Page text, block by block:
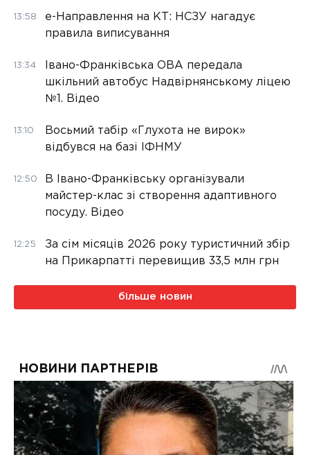
13:58
е-Направлення на КТ: НСЗУ нагадує
правила виписування
13:34
Івано-Франківська ОВА передала
шкільний автобус Надвірнянському ліцею
№1. Відео
13:10
Восьмий табір «Глухота не вирок»
відбувся на базі ІФНМУ
12:50
В Івано-Франківську організували
майстер-клас зі створення адаптивного
посуду. Відео
12:25
За сім місяців 2026 року туристичний збір
на Прикарпатті перевищив 33,5 млн грн
більше новин